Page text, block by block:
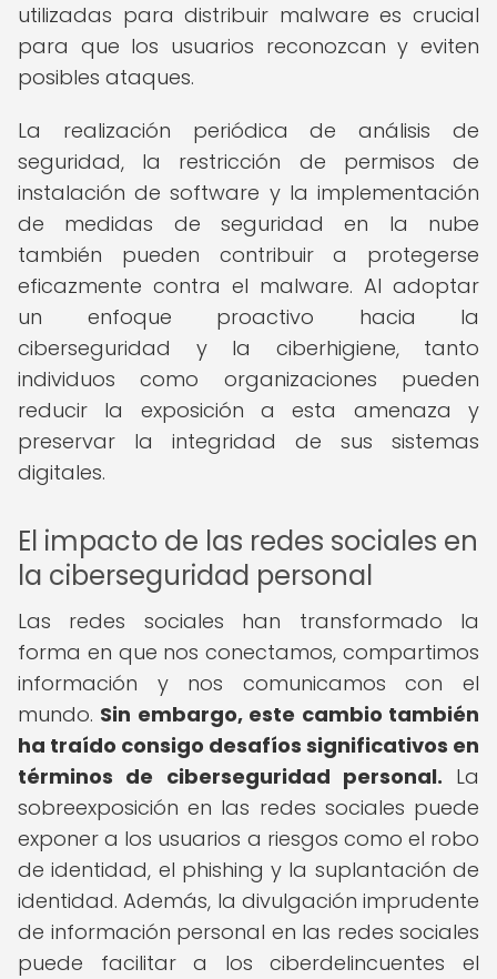
utilizadas para distribuir malware es crucial
para que los usuarios reconozcan y eviten
posibles ataques.
La realización periódica de análisis de
seguridad, la restricción de permisos de
instalación de software y la implementación
de medidas de seguridad en la nube
también pueden contribuir a protegerse
eficazmente contra el malware. Al adoptar
un enfoque proactivo hacia la
ciberseguridad y la ciberhigiene, tanto
individuos como organizaciones pueden
reducir la exposición a esta amenaza y
preservar la integridad de sus sistemas
digitales.
El impacto de las redes sociales en
la ciberseguridad personal
Las redes sociales han transformado la
forma en que nos conectamos, compartimos
información y nos comunicamos con el
mundo. Sin embargo, este cambio también
ha traído consigo desafíos significativos en
términos de ciberseguridad personal. La
sobreexposición en las redes sociales puede
exponer a los usuarios a riesgos como el robo
de identidad, el phishing y la suplantación de
identidad. Además, la divulgación imprudente
de información personal en las redes sociales
puede facilitar a los ciberdelincuentes el